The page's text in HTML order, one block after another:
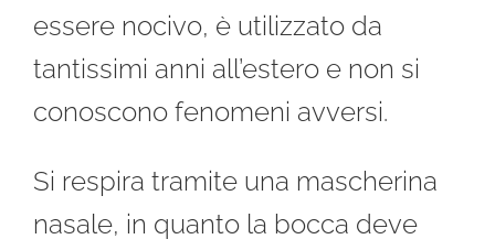
essere nocivo, è utilizzato da
tantissimi anni all’estero e non si
conoscono fenomeni avversi.
Si respira tramite una mascherina
nasale, in quanto la bocca deve